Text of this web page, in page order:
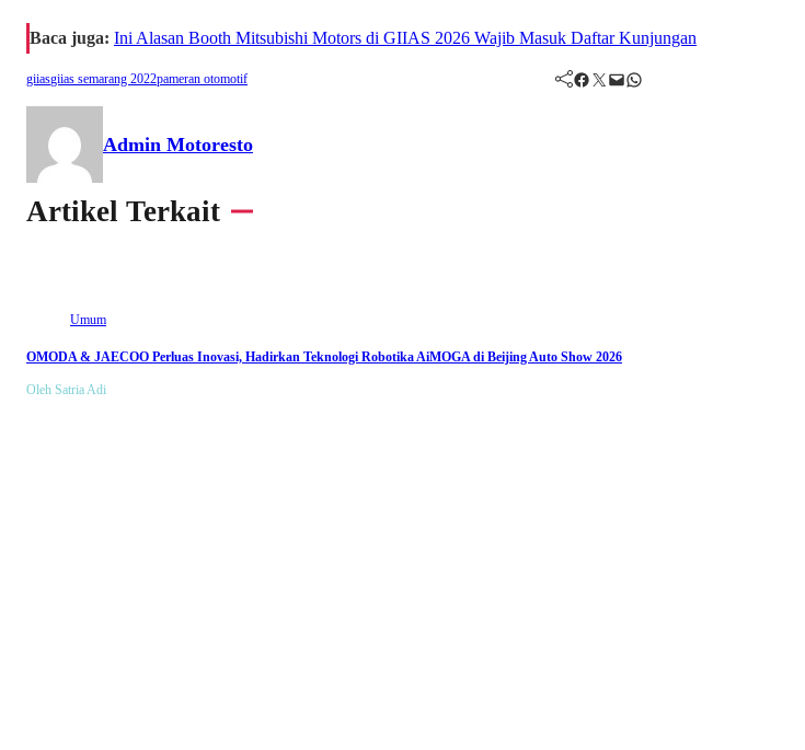
Baca juga: Ini Alasan Booth Mitsubishi Motors di GIIAS 2026 Wajib Masuk Daftar Kunjungan
giiasgiias semarang 2022pameran otomotif Facebook Twitter Mail WhatsApp
Admin Motoresto
Artikel Terkait
Umum
OMODA & JAECOO Perluas Inovasi, Hadirkan Teknologi Robotika AiMOGA di Beijing Auto Show 2026
Oleh Satria Adi